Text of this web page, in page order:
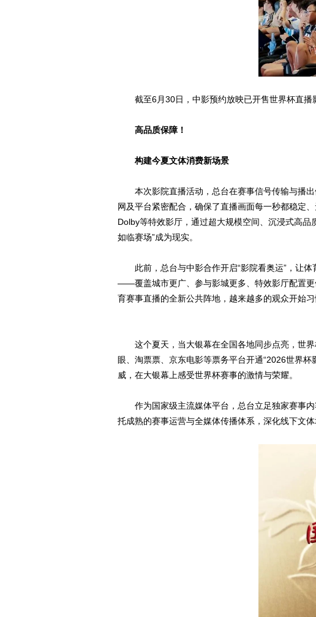
截至6月30日，中影预约放映已开售世界杯直播
高品质保障！
构建今夏文体消费新场景
本次影院直播活动，总台在赛事信号传输与播
网及平台紧密配合，确保了直播画面每一秒都稳定
Dolby等特效影厅，通过超大规模空间、沉浸式高品
如临赛场”成为现实。
此前，总台与中影合作开启“影院看奥运”，让
——覆盖城市更广、参与影城更多、特效影厅配置更
育赛事直播的全新公共阵地，越来越多的观众开始习
这个夏天，当大银幕在全国各地同步点亮，世
眼、淘票票、京东电影等票务平台开通“2026世界
威，在大银幕上感受世界杯赛事的激情与荣耀。
作为国家级主流媒体平台，总台立足独家赛事
托成熟的赛事运营与全媒体传播体系，深化线下文